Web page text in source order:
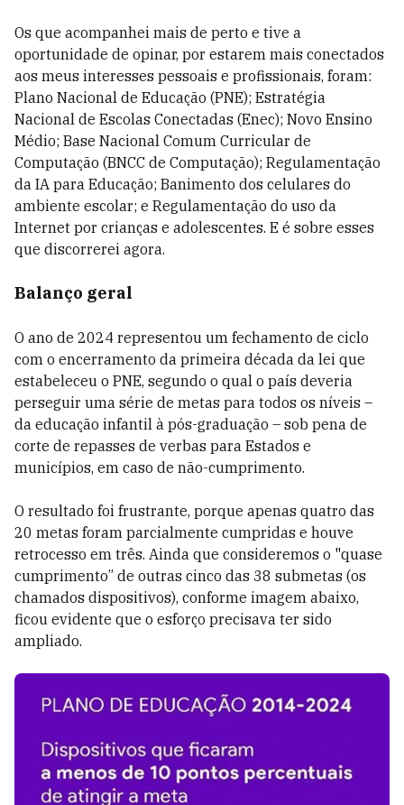
Os que acompanhei mais de perto e tive a
oportunidade de opinar, por estarem mais conectados
aos meus interesses pessoais e profissionais, foram:
Plano Nacional de Educação (PNE); Estratégia
Nacional de Escolas Conectadas (Enec); Novo Ensino
Médio; Base Nacional Comum Curricular de
Computação (BNCC de Computação); Regulamentação
da IA para Educação; Banimento dos celulares do
ambiente escolar; e Regulamentação do uso da
Internet por crianças e adolescentes. E é sobre esses
que discorrerei agora.
Balanço geral
O ano de 2024 representou um fechamento de ciclo
com o encerramento da primeira década da lei que
estabeleceu o PNE, segundo o qual o país deveria
perseguir uma série de metas para todos os níveis –
da educação infantil à pós-graduação – sob pena de
corte de repasses de verbas para Estados e
municípios, em caso de não-cumprimento.
O resultado foi frustrante, porque apenas quatro das
20 metas foram parcialmente cumpridas e houve
retrocesso em três. Ainda que consideremos o "quase
cumprimento” de outras cinco das 38 submetas (os
chamados dispositivos), conforme imagem abaixo,
ficou evidente que o esforço precisava ter sido
ampliado.